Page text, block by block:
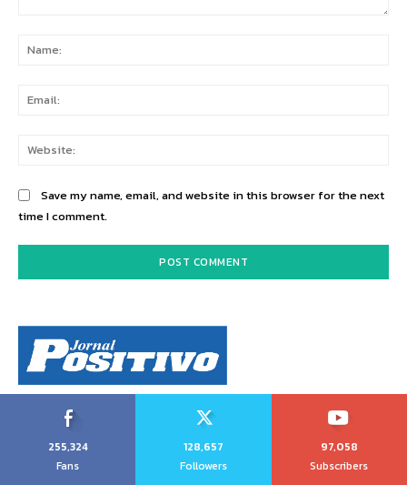
Save my name, email, and website in this browser for the next
time I comment.
255,324
Fans
128,657
Followers
97,058
Subscribers